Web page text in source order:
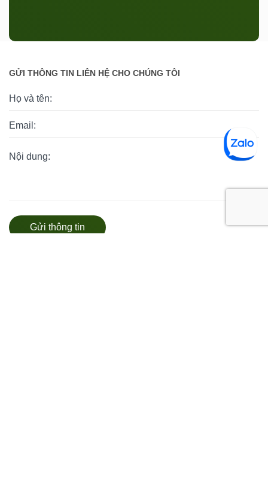
GỬI THÔNG TIN LIÊN HỆ CHO CHÚNG TÔI
Gửi thông tin